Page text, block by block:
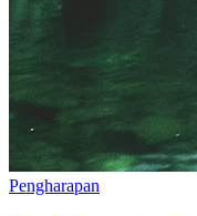
Pengharapan